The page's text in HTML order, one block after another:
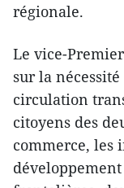
régionale.
Le vice-
sur la
circulation
citoyens des
commerce, les